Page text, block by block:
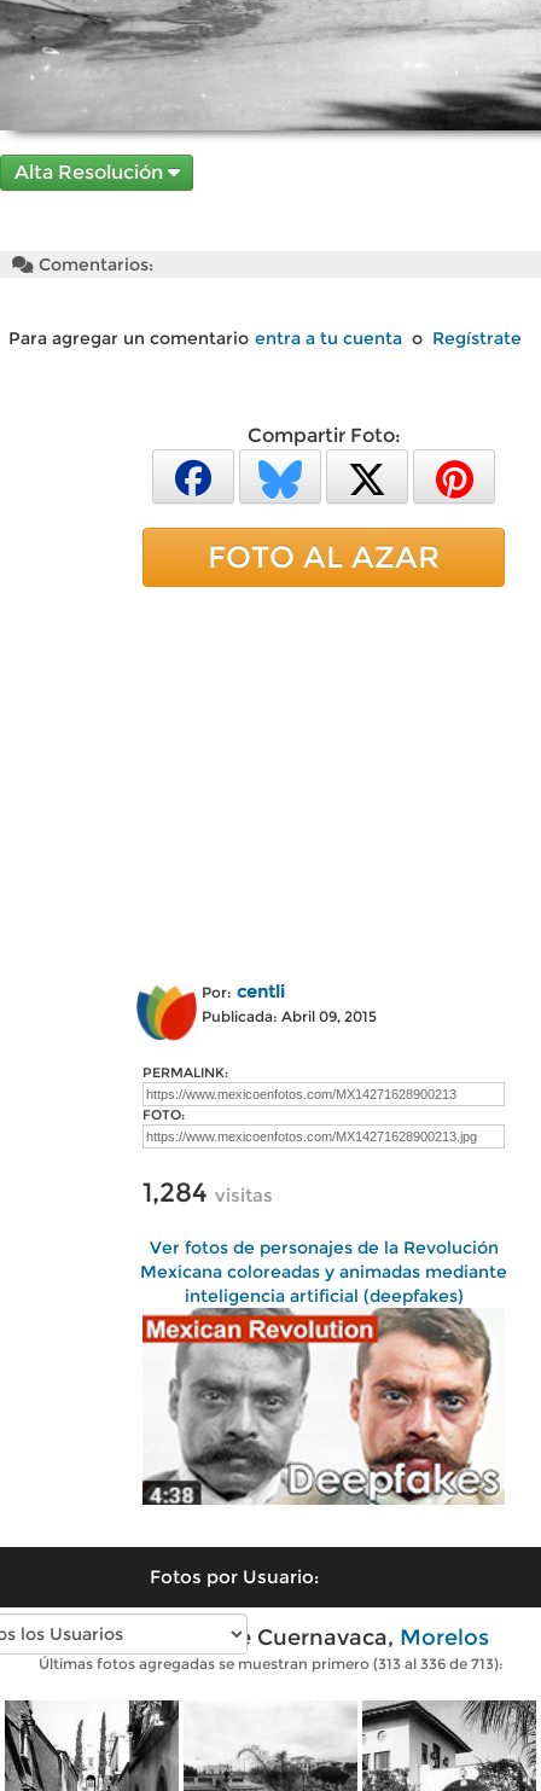
Alta Resolución
Comentarios:
Para agregar un comentario entra a tu cuenta o Regístrate
Compartir Foto:
FOTO AL AZAR
Por: centli
Publicada: Abril 09, 2015
PERMALINK:
FOTO:
1,284 visitas
Ver fotos de personajes de la Revolución
Mexicana coloreadas y animadas mediante
inteligencia artificial (deepfakes)
Fotos por Usuario:
Fotos antiguas de Cuernavaca, Morelos
Últimas fotos agregadas se muestran primero (313 al 336 de 713):